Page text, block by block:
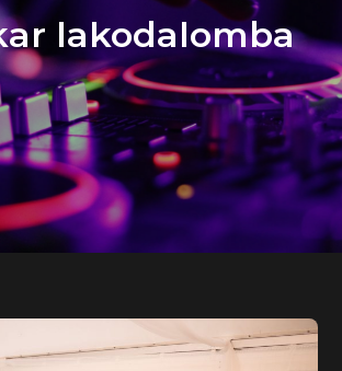
lakodalomba